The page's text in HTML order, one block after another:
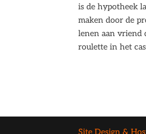
is de hypotheek
maken door de
lenen aan vriend
roulette in het
Site Design &